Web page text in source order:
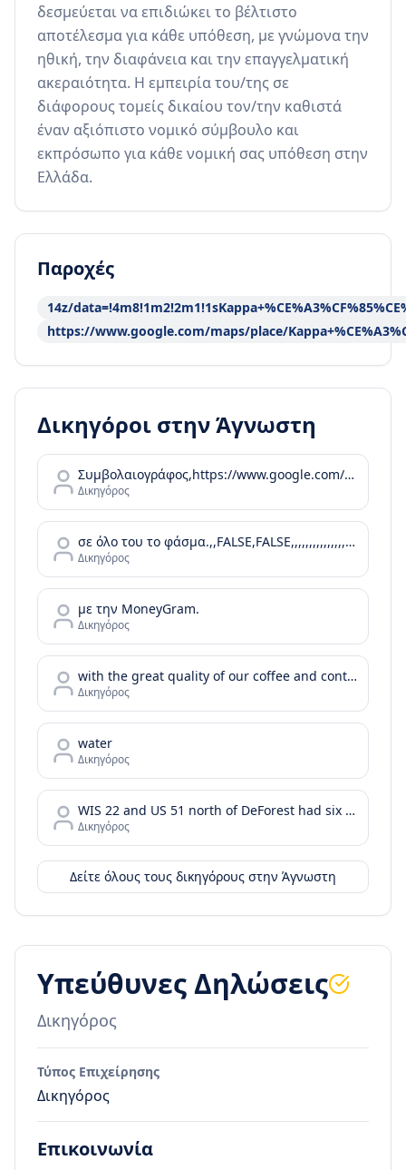
δεσμεύεται να επιδιώκει το βέλτιστο
αποτέλεσμα για κάθε υπόθεση, με γνώμονα την
ηθική, την διαφάνεια και την επαγγελματική
ακεραιότητα. Η εμπειρία του/της σε
διάφορους τομείς δικαίου τον/την καθιστά
έναν αξιόπιστο νομικό σύμβουλο και
εκπρόσωπο για κάθε νομική σας υπόθεση στην
Ελλάδα.
Παροχές
14z/
https://www.google.com/maps/place/
Δικηγόροι στηνΆγνωστη
Συμβολαιογράφος,https://www.google.com/maps/contrib/102269460360373694118,,,,,https://www.google.com/maps/place/%CE%91%CE%B3%CE%B3%CE%B5%CE%BB%CE%B9%CE%BA%CE%AE+%CE%91.+%CE%A0%CF%81%CE%AF%CF%86%CF%84%CE%B7%2C+%CE%A3%CF%85%CE%BC%CE%B2%CE%BF%CE%BB%CE%B1%CE%B9%CE%BF%CE%B3%CF%81%CE%AC%CF%86%CE%BF%CF%82/@37.0899085
Δικηγόρος
σε όλο του το φάσμα.,,FALSE,FALSE,,,,,,,,,,,,,,,,,,,,,,
Δικηγόρος
με την MoneyGram.
Δικηγόρος
with the great quality of our coffee and continue with your day or your bussiness meeting by enjoying the tastes of our food menu.
Δικηγόρος
water
Δικηγόρος
WIS 22 and US 51 north of DeForest had six injury crashes in the two years before the project was completed. In the two years after the roundabout was installed
Δικηγόρος
Δείτε όλους τους δικηγόρους στην Άγνωστη
Υπεύθυνες Δηλώσεις
Δικηγόρος
Τύπος Επιχείρησης
Δικηγόρος
Επικοινωνία